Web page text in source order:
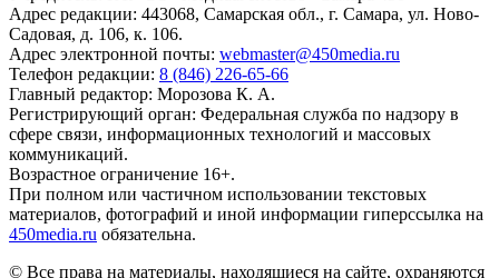
Адрес редакции: 443068, Самарская обл., г. Самара, ул. Ново-
Садовая, д. 106, к. 106.
Адрес электронной почты: webmaster@450media.ru
Телефон редакции: 8 (846) 226-65-66
Главный редактор: Морозова К. А.
Регистрирующий орган: Федеральная служба по надзору в
сфере связи, информационных технологий и массовых
коммуникаций.
Возрастное ограничение 16+.
При полном или частичном использовании текстовых
материалов, фотографий и иной информации гиперссылка на
450media.ru обязательна.
© Все права на материалы, находящиеся на сайте, охраняются